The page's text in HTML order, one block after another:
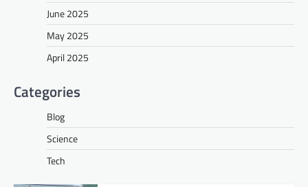
June 2025
May 2025
April 2025
Categories
Blog
Science
Tech